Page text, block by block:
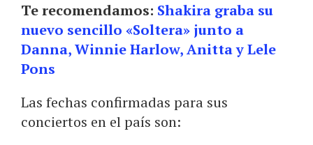
Te recomendamos: Shakira graba su
nuevo sencillo «Soltera» junto a
Danna, Winnie Harlow, Anitta y Lele
Pons
Las fechas confirmadas para sus
conciertos en el país son: